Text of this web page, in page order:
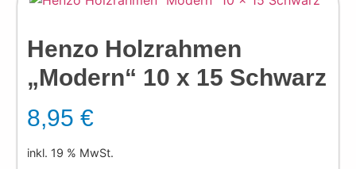
Henzo Holzrahmen
„Modern“ 10 x 15 Schwarz
8,95€
inkl. 19 % MwSt.